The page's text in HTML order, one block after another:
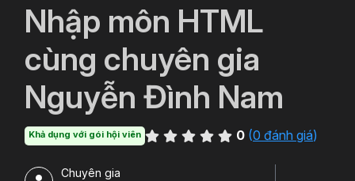
Nhập môn HTML
cùng chuyên gia
Nguyễn Đình Nam
Khả dụng với gói hội viên 0 (0 đánh giá)
Chuyên gia